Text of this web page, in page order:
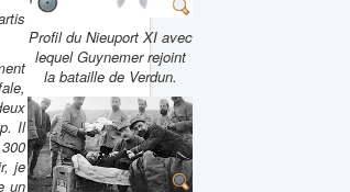
Il
je
un
Profil du Nieuport XI avec
lequel Guynemer rejoint
la bataille de Verdun.